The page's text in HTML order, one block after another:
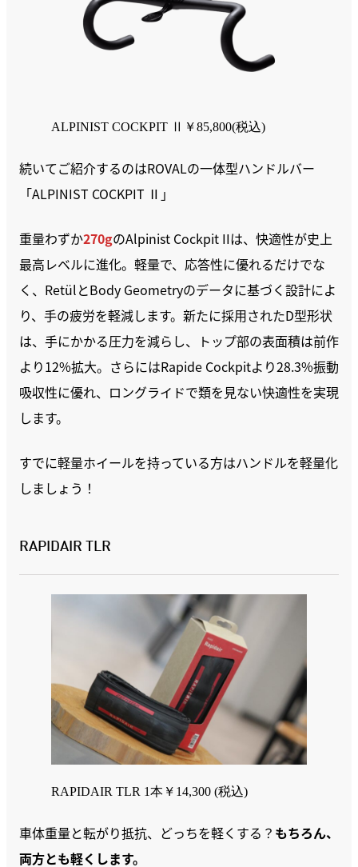
ALPINIST COCKPIT Ⅱ￥85,800(税込)
続いてご紹介するのはROVALの一体型ハンドルバー
「ALPINIST COCKPIT Ⅱ」
重量わずか270gのAlpinist Cockpit IIは、快適性が史上
最高レベルに進化。軽量で、応答性に優れるだけでな
く、RetülとBody Geometryのデータに基づく設計によ
り、手の疲労を軽減します。新たに採用されたD型形状
は、手にかかる圧力を減らし、トップ部の表面積は前作
より12%拡大。さらにはRapide Cockpitより28.3%振動
吸収性に優れ、ロングライドで類を見ない快適性を実現
します。
すでに軽量ホイールを持っている方はハンドルを軽量化
しましょう！
RAPIDAIR TLR
RAPIDAIR TLR 1本￥14,300 (税込)
車体重量と転がり抵抗、どっちを軽くする？ もちろん、
両方とも軽くします。